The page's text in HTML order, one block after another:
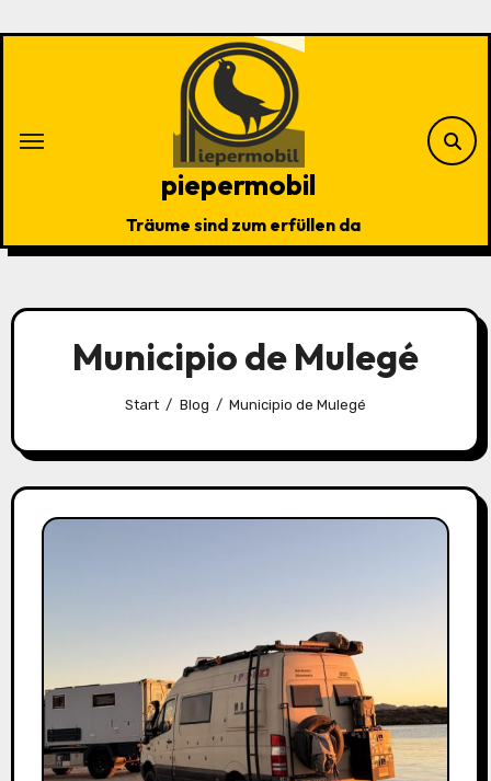
piepermobil
Träume sind zum erfüllen da
Municipio de Mulegé
Start Blog Municipio de Mulegé